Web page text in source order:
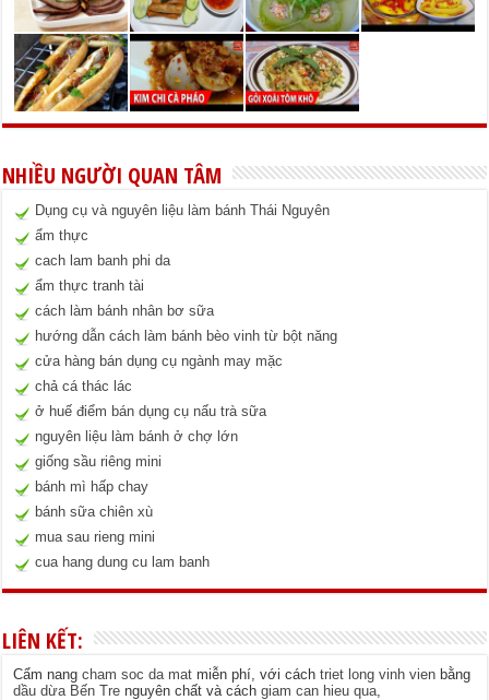
NHIỀU NGƯỜI QUAN TÂM
Dụng cụ và nguyên liệu làm bánh Thái Nguyên
ẩm thực
cach lam banh phi da
ẩm thực tranh tài
cách làm bánh nhân bơ sữa
hướng dẫn cách làm bánh bèo vinh từ bột năng
cửa hàng bán dụng cụ ngành may mặc
chả cá thác lác
ở huế điểm bán dụng cụ nấu trà sữa
nguyên liệu làm bánh ở chợ lớn
giống sầu riêng mini
bánh mì hấp chay
bánh sữa chiên xù
mua sau rieng mini
cua hang dung cu lam banh
LIÊN KẾT:
Cẩm nangcham soc da mat miễn phí, với cáchtriet long vinh vien bằng
dầu dừa Bến Tre nguyên chất và cáchgiam can hieu qua